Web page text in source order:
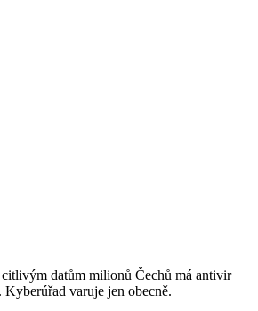
datům milionů Čechů má antivir
varuje jen obecně.